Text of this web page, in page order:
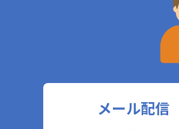
メール配信